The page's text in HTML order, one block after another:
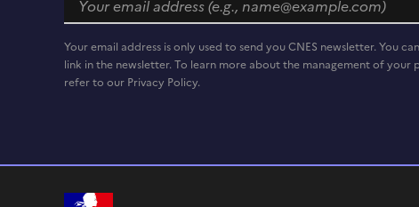
Your email address is only used to send you CNES newsletter. You
link in the newsletter. To learn more about the management of your
refer to our Privacy Policy.